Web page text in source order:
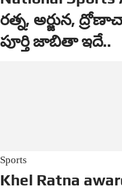
రత్న, అర్జున,
పూర్తి జాబితా ఇదే..
Sports
Khel Ratna